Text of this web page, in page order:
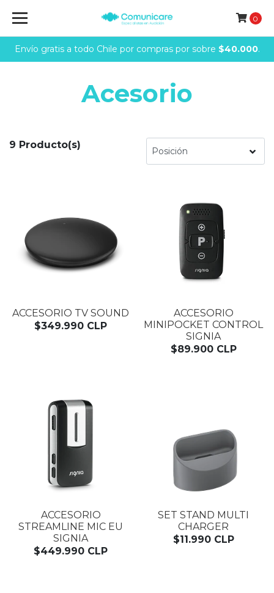
Envío gratis a todo Chile por compras por sobre $40.000.
0
Acesorio
9 Producto(s)
ACCESORIO TV SOUND
$349.990 CLP
ACCESORIO
MINIPOCKET CONTROL
SIGNIA
$89.900 CLP
ACCESORIO
STREAMLINE MIC EU
SIGNIA
$449.990 CLP
SET STAND MULTI
CHARGER
$11.990 CLP